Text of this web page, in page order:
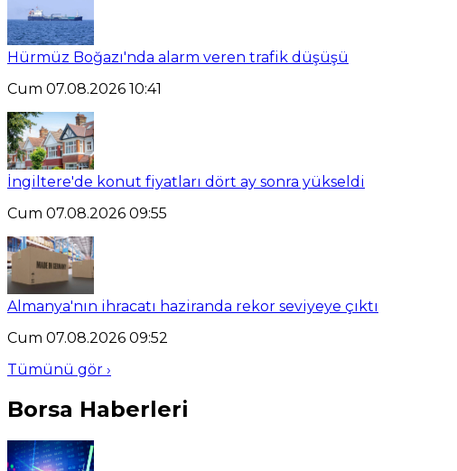
Hürmüz Boğazı'nda alarm veren trafik düşüşü
Cum 07.08.2026 10:41
İngiltere'de konut fiyatları dört ay sonra yükseldi
Cum 07.08.2026 09:55
Almanya'nın ihracatı haziranda rekor seviyeye çıktı
Cum 07.08.2026 09:52
Tümünü gör ›
Borsa Haberleri